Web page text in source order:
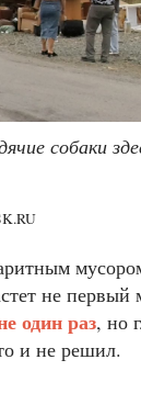
собаки
не первый
один раз, но
и не решил.